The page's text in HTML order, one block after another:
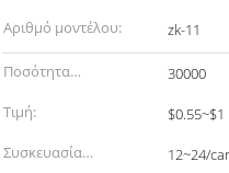
Αριθμό μοντέλου:
zk-11
Ποσότητα
παραγγελίας min:
30000
Τιμή:
$0.55~$1
Συσκευασία
12~24/